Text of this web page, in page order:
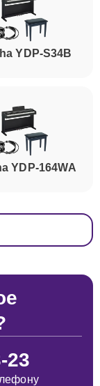
YDP-S34B
YDP-164WA
23